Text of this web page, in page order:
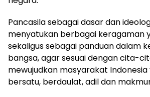
Pancasila sebagai dasar dan
menyatukan berbagai keragaman
sekaligus sebagai panduan dalam
bangsa, agar sesuai dengan cita-
mewujudkan masyarakat
bersatu, berdaulat, adil dan